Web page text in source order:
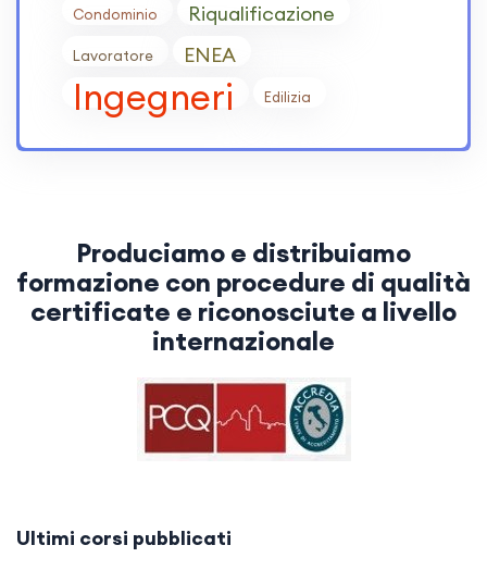
Condominio Riqualificazione
Lavoratore ENEA
Ingegneri Edilizia
Produciamo e distribuiamo
formazione con procedure di qualità
certificate e riconosciute a livello
internazionale
Ultimi corsi pubblicati